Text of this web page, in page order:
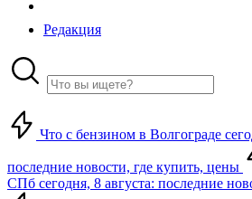
Редакция
Что с бензином в Волгограде
последние новости, где купить, цены
СПб сегодня, 8 августа: последние